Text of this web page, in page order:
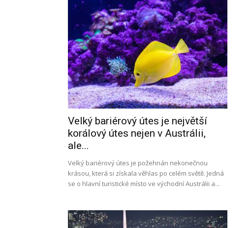
Velký bariérový útes je největší
korálový útes nejen v Austrálii,
ale...
Velký bariérový útes je požehnán nekonečnou
krásou, která si získala věhlas po celém světě. Jedná
se o hlavní turistické místo ve východní Austrálii a...